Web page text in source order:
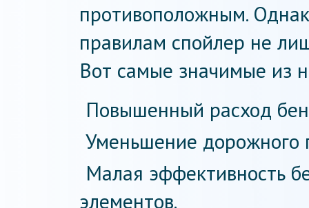
противоположным.
правилам спойлер не
Вот самые значимые из
Повышенный расход
Уменьшение дорожного
Малая эффективность
элементов.